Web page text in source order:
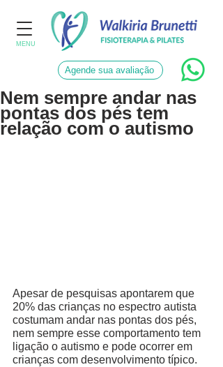
MENU
Agende sua avaliação
Nem sempre andar nas
pontas dos pés tem
relação com o autismo
Apesar de pesquisas apontarem que
20% das crianças no espectro autista
costumam andar nas pontas dos pés,
nem sempre esse comportamento tem
ligação o autismo e pode ocorrer em
crianças com desenvolvimento típico.